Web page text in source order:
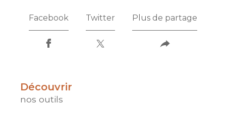
Facebook Twitter Plus de partage
découvrir
nos outils